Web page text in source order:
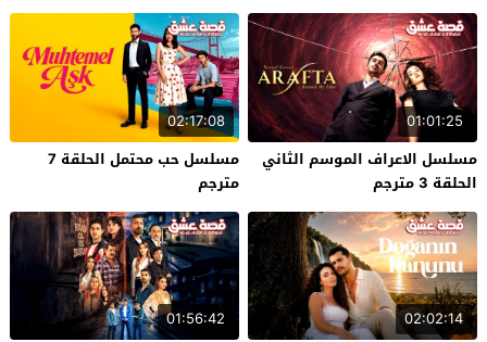
01:01:25
مسلسل الاعراف الموسم الثاني
الحلقة 3 مترجم
02:17:08
مسلسل حب محتمل الحلقة 7
مترجم
02:02:14
01:56:42